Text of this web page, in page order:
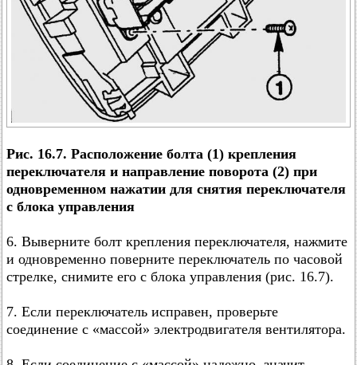
Рис. 16.7. Расположение болта (1) крепления
переключателя и направление поворота (2) при
одновременном нажатии для снятия переключателя
с блока управления
6. Выверните болт крепления переключателя, нажмите
и одновременно поверните переключатель по часовой
стрелке, снимите его с блока управления (рис. 16.7).
7. Если переключатель исправен, проверьте
соединение с «массой» электродвигателя вентилятора.